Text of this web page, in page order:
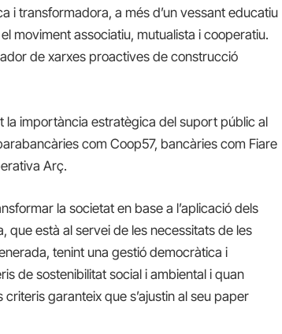
i transformadora, a més d’un vessant educatiu
moviment associatiu, mutualista i cooperatiu.
de xarxes proactives de construcció
la importància estratègica del suport públic al
com Coop57, bancàries com Fiare
Arç.
la societat en base a l’aplicació dels
que està al servei de les necessitats de les
tenint una gestió democràtica i
de sostenibilitat social i ambiental i quan
garanteix que s’ajustin al seu paper